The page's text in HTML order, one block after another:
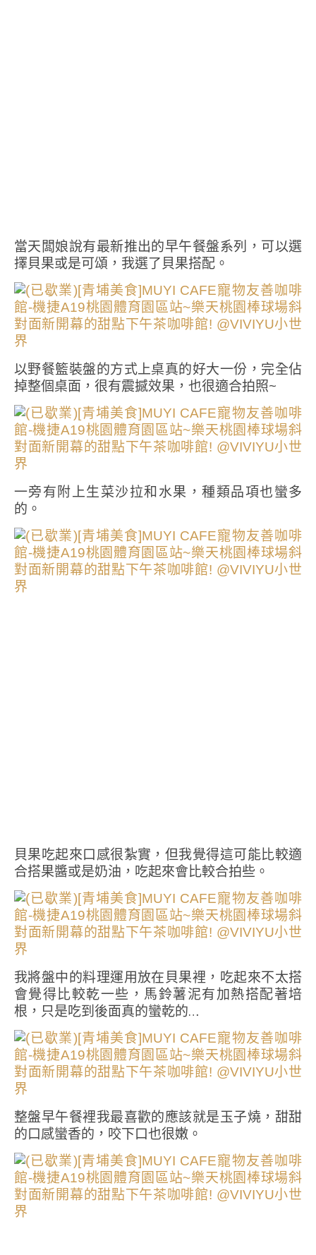
當天闆娘說有最新推出的早午餐盤系列，可以選
擇貝果或是可頌，我選了貝果搭配。
以野餐籃裝盤的方式上桌真的好大一份，完全佔
掉整個桌面，很有震撼效果，也很適合拍照~
一旁有附上生菜沙拉和水果，種類品項也蠻多
的。
貝果吃起來口感很紮實，但我覺得這可能比較適
合搭果醬或是奶油，吃起來會比較合拍些。
我將盤中的料理運用放在貝果裡，吃起來不太搭
會覺得比較乾一些，馬鈴薯泥有加熱搭配著培
根，只是吃到後面真的蠻乾的…
整盤早午餐裡我最喜歡的應該就是玉子燒，甜甜
的口感蠻香的，咬下口也很嫩。